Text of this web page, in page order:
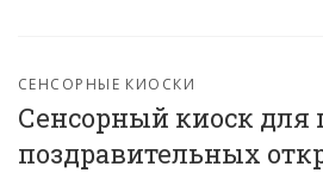
СЕНСОРНЫЕ КИОСКИ
Сенсорный киоск для
поздравительных